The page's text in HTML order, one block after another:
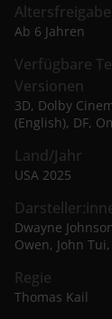
Altersfreigabe
Ab 6 Jahren
Verfügbare
Versionen
3D, Dolby
(English), DF,
Land/Jahr
USA 2025
Dwayne
Owen, John
Regie
Thomas Kail